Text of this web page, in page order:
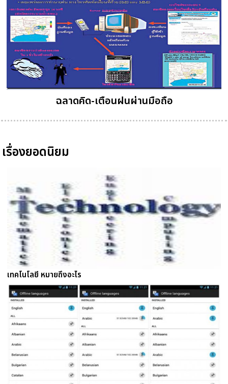
ฉลาดคิด-เตือนฝนผ่านมือถือ
เรื่องยอดนิยม
เทคโนโลยี หมายถึงอะไร